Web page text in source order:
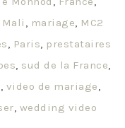
Mali , mariage, MC2
, Paris, prestataires
, sud de la France,
, video de mariage,
, wedding video